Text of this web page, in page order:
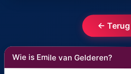
← Terug
Wie is Emile van Gelderen?